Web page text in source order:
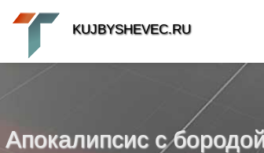
Апокалипсис с
KUJBYSHEVEC.RU